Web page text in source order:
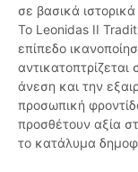
σε βασικά
Το Leonidas II
επίπεδο
άνεση και την
προσωπική
προσθέτουν αξία
το κατάλυμα